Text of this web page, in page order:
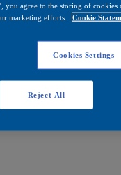
you agree to the storing of
marketing efforts.
Cookie
Cookies Settings
Reject All